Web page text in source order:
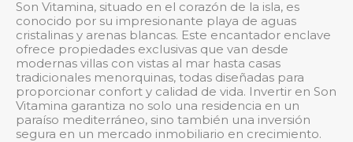
Son Vitamina, situado en el corazón de la isla, es
conocido por su impresionante playa de aguas
cristalinas y arenas blancas. Este encantador enclave
ofrece propiedades exclusivas que van desde
modernas villas con vistas al mar hasta casas
tradicionales menorquinas, todas diseñadas para
proporcionar confort y calidad de vida. Invertir en Son
Vitamina garantiza no solo una residencia en un
paraíso mediterráneo, sino también una inversión
segura en un mercado inmobiliario en crecimiento.